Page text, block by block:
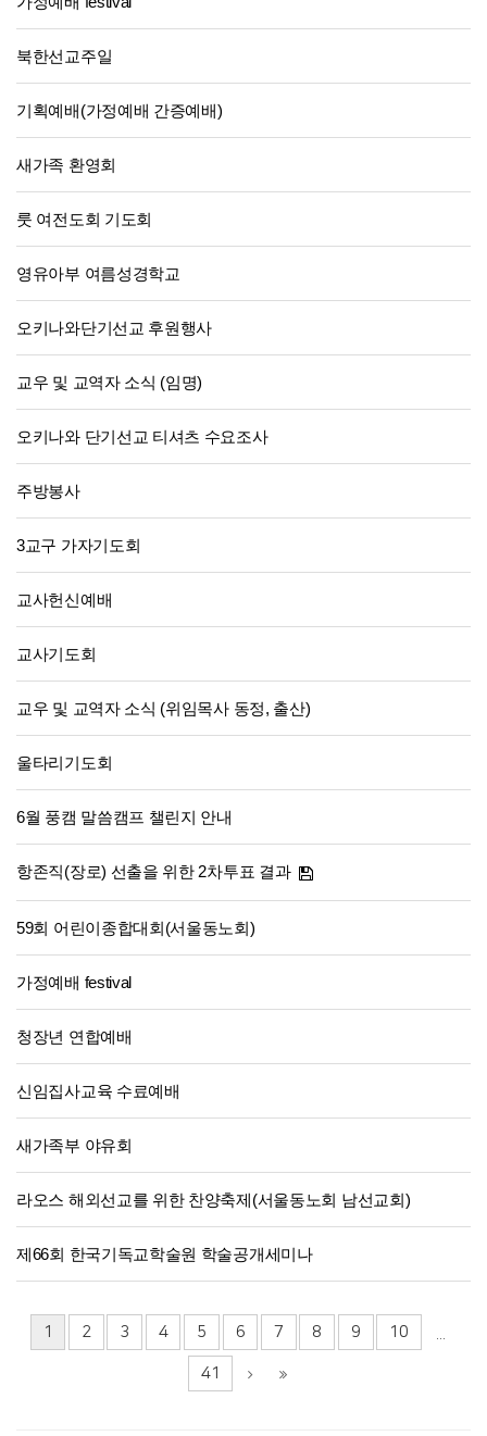
북한선교주일
기획예배(가정예배 간증예배)
새가족 환영회
룻 여전도회 기도회
영유아부 여름성경학교
오키나와단기선교 후원행사
교우 및 교역자 소식 (임명)
오키나와 단기선교 티셔츠 수요조사
주방봉사
3교구 가자기도회
교사헌신예배
교사기도회
교우 및 교역자 소식 (위임목사 동정, 출산)
울타리기도회
6월 풍캠 말씀캠프 챌린지 안내
항존직(장로) 선출을 위한 2차투표 결과
59회 어린이종합대회(서울동노회)
가정예배 festival
청장년 연합예배
신임집사교육 수료예배
새가족부 야유회
라오스 해외선교를 위한 찬양축제(서울동노회 남선교회)
제66회 한국기독교학술원 학술공개세미나
1 2 3 4 5 6 7 8 9 10
41